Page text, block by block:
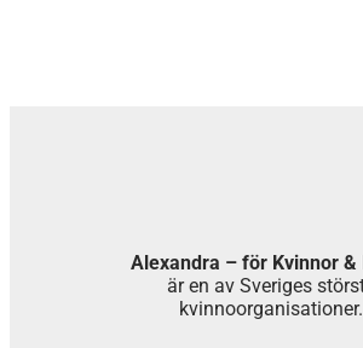
Alexandra – för Kvinnor &
är en av Sveriges
kvinnoorganisationer.